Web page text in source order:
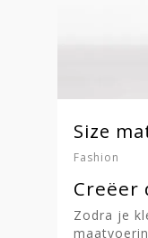
Size
Fashion
Creëer
Zodra je